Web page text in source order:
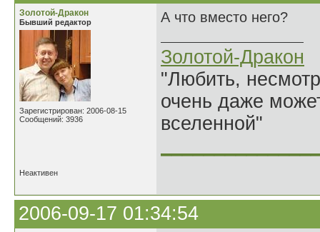
Золотой-Дракон
Бывший редактор
Зарегистрирован: 2006-08-15
Сообщений: 3936
А что вместо него?
Золотой-Дракон
"Любить,
очень даже
вселенной"
Неактивен
2006-09-17 01:34:54